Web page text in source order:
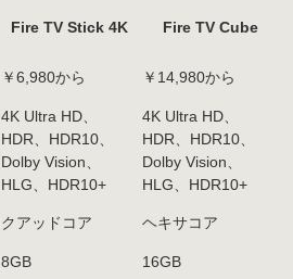
Fire TV Stick 4K Fire TV Cube
￥6,980から ￥14,980から
4K Ultra HD、
HDR、HDR10、
Dolby Vision、
HLG、HDR10+
4K Ultra HD、
HDR、HDR10、
Dolby Vision、
HLG、HDR10+
クアッドコア ヘキサコア
8GB
16GB